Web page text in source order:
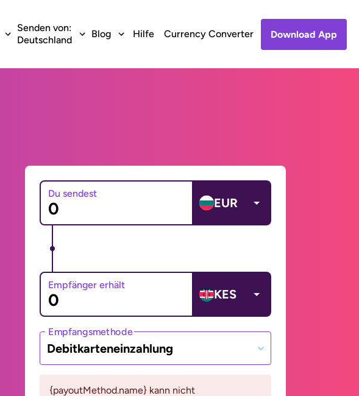
Senden von:
Deutschland
Blog Hilfe Currency Converter Download App
Du sendest
EUR
Empfänger erhält
KES
Empfangsmethode
Debitkarteneinzahlung
{payoutMethod.name} kann nicht